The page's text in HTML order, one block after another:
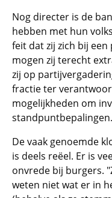
Nog directer is de
hebben met hun
feit dat zij zich bij
mogen zij terecht
zij op
fractie ter
mogelijkheden om
standpuntbepalingen.
De vaak genoemde
is deels reëel. Er is
onvrede bij burgers.
weten niet wat er in